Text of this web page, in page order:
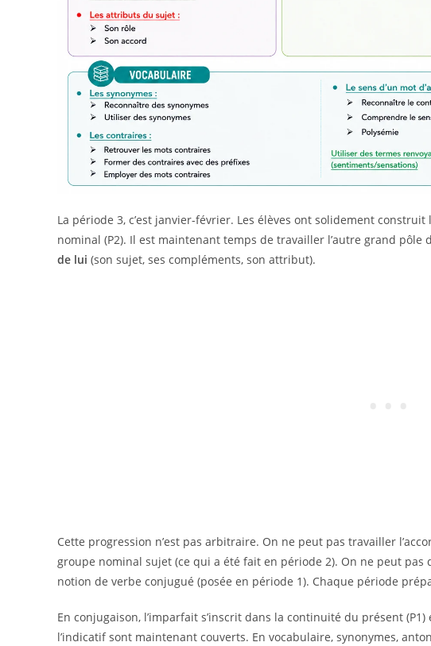
La période 3, c’est janvier-février. Les élèves ont solidement
nominal (P2). Il est maintenant temps de travailler l’autre grand pôle
de lui (son sujet, ses compléments, son attribut).
Cette progression n’est pas arbitraire. On ne peut pas travailler
groupe nominal sujet (ce qui a été fait en période 2). On ne peut
notion de verbe conjugué (posée en période 1). Chaque période
En conjugaison, l’imparfait s’inscrit dans la continuité du présent
l’indicatif sont maintenant couverts. En vocabulaire, synonymes,